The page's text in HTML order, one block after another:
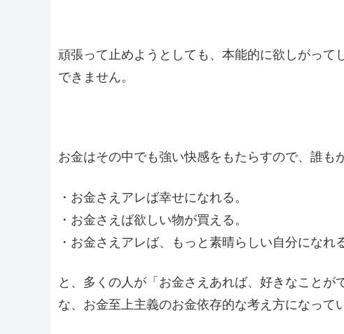
頑張って止めようとしても、本能的に欲しがって
できません。
お金はその中でも強い快感をもたらすので、誰も
・お金さえアレば幸せになれる。
・お金さえば欲しい物が買える。
・お金さえアレば、もっと素晴らしい自分になれ
と、多くの人が「お金さえあれば、好きなことが
な、お金至上主義のお金依存的な考え方になって